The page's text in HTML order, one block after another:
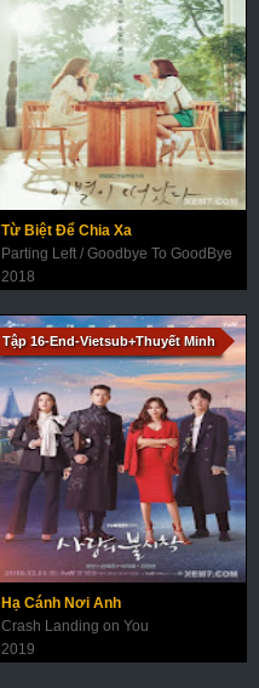
Từ Biệt Để Chia Xa
Parting Left / Goodbye To GoodBye
2018
Tập 16-End-Vietsub+Thuyết Minh
Hạ Cánh Nơi Anh
Crash Landing on You
2019